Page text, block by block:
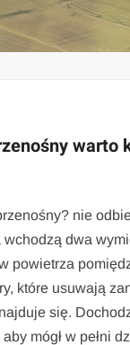
warto
nie
dwa
powietrza
które usuwają
się.
mógł w pełni